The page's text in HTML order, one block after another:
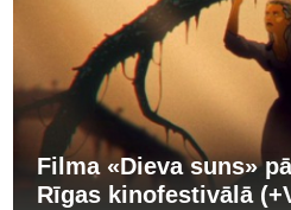
Filma «Dieva suns»
Rīgas kinofestivālā